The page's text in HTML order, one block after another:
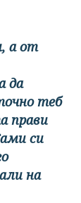
а от
да
теб
прави
си
на